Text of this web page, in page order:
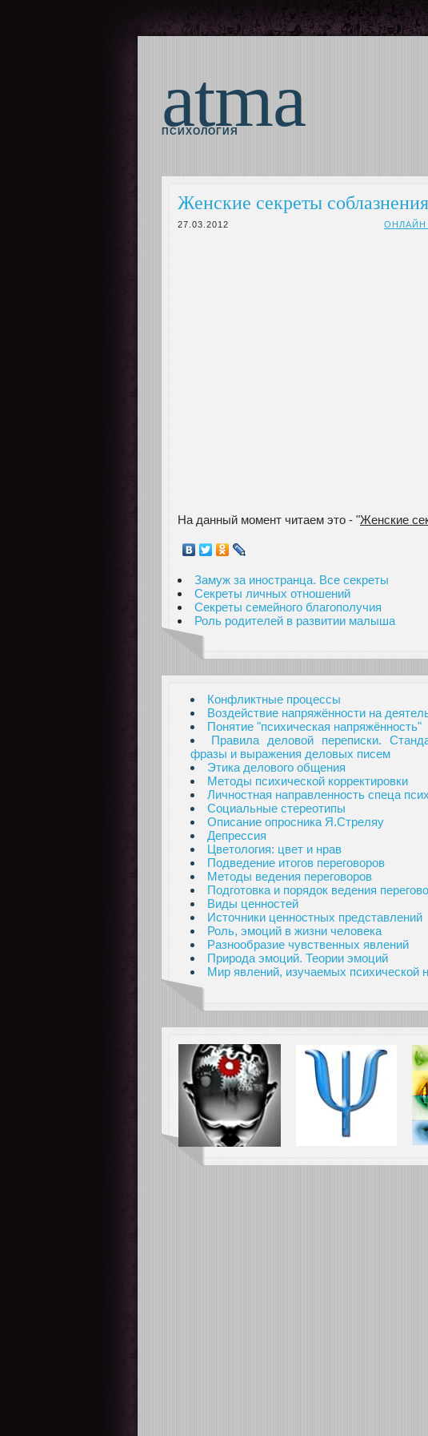
atma
ПСИХОЛОГИЯ
Женские секреты соблазнения
27.03.2012 ОНЛАЙН
На данный момент читаем это - "Женские
Замуж за иностранца. Все секреты
Секреты личных отношений
Секреты семейного благополучия
Роль родителей в развитии малыша
Конфликтные процессы
Воздействие напряжённости на
Понятие "психическая напряжённость"
Правила деловой переписки.
фразы и выражения деловых писем
Этика делового общения
Методы психической корректировки
Личностная направленность спеца
Социальные стереотипы
Описание опросника Я.Стреляу
Депрессия
Цветология: цвет и нрав
Подведение итогов переговоров
Методы ведения переговоров
Подготовка и порядок ведения
Виды ценностей
Источники ценностных представлений
Роль, эмоций в жизни человека
Разнообразие чувственных явлений
Природа эмоций. Теории эмоций
Мир явлений, изучаемых психической